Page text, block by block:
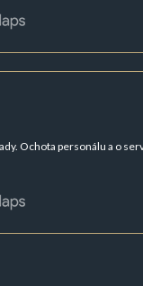
Ochota personálu a o